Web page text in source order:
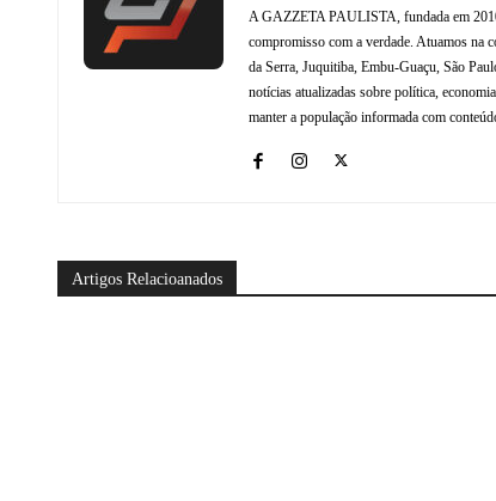
A GAZZETA PAULISTA, fundada em
compromisso com a verdade. Atuamos na
da Serra, Juquitiba, Embu-Guaçu, São
notícias atualizadas sobre política,
manter a população informada com
Artigos Relacioanados